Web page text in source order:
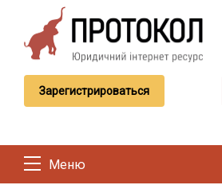
Зарегистрироваться
Меню